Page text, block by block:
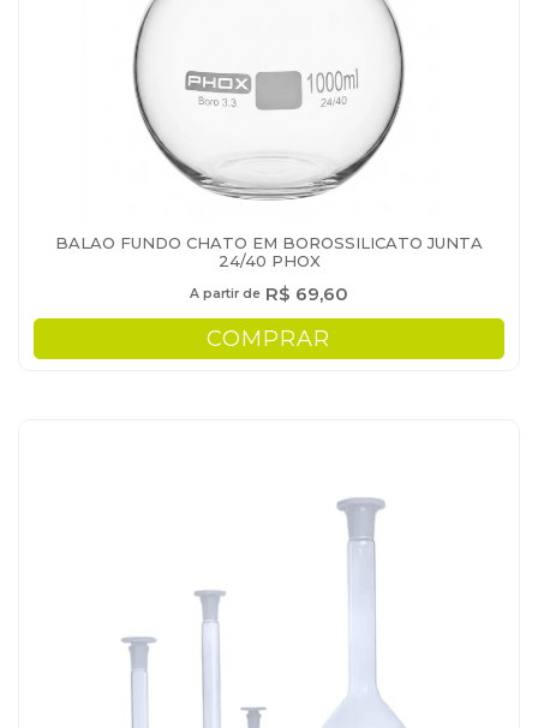
BALAO FUNDO CHATO EM BOROSSILICATO JUNTA
24/40 PHOX
A partir de R$ 69,60
COMPRAR